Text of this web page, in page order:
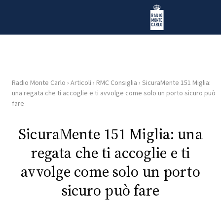
Radio Monte Carlo
HOME
RADIO
PLAYLIST
Radio Monte Carlo › Articoli › RMC Consiglia › SicuraMente 151 Miglia:
una regata che ti accoglie e ti avvolge come solo un porto sicuro può
fare
SicuraMente 151 Miglia: una
regata che ti accoglie e ti
avvolge come solo un porto
sicuro può fare